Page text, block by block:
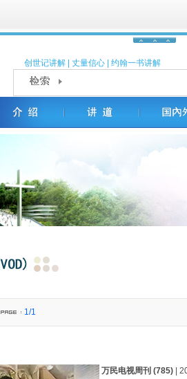
创世记讲解 丈量信心 约翰一书讲解
1/1
万民电视周刊 (785) |